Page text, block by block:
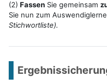
(2) Fassen Sie gemeinsam
Sie nun zum
Stichwortliste).